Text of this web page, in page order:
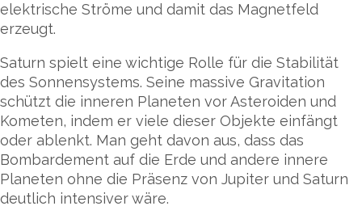
elektrische Ströme und damit das Magnetfeld
erzeugt.
Saturn spielt eine wichtige Rolle für die Stabilität
des Sonnensystems. Seine massive Gravitation
schützt die inneren Planeten vor Asteroiden und
Kometen, indem er viele dieser Objekte einfängt
oder ablenkt. Man geht davon aus, dass das
Bombardement auf die Erde und andere innere
Planeten ohne die Präsenz von Jupiter und Saturn
deutlich intensiver wäre.